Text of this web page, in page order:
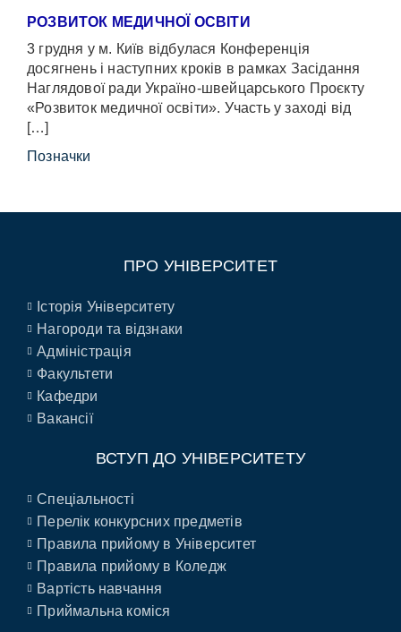
РОЗВИТОК МЕДИЧНОЇ ОСВІТИ
3 грудня у м. Київ відбулася Конференція
досягнень і наступних кроків в рамках Засідання
Наглядової ради Україно-швейцарського Проєкту
«Розвиток медичної освіти». Участь у заході від
[…]
Позначки
ПРО УНІВЕРСИТЕТ
Історія Університету
Нагороди та відзнаки
Адміністрація
Факультети
Кафедри
Вакансії
ВСТУП ДО УНІВЕРСИТЕТУ
Спеціальності
Перелік конкурсних предметів
Правила прийому в Університет
Правила прийому в Коледж
Вартість навчання
Приймальна коміся